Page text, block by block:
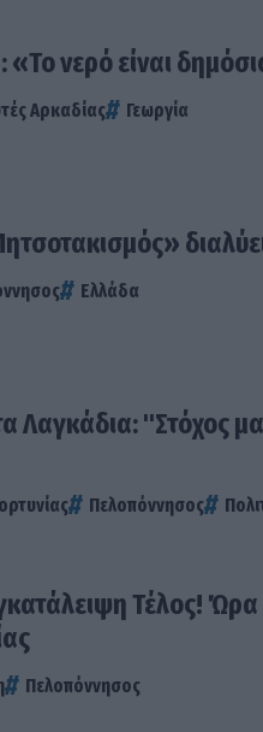
«Το νερό είναι
Αρκαδίας Γεωργία
Ελλάδα
Λαγκάδια: "Στόχος
Πελοπόννησος
Τέλος! Ώρα
Πελοπόννησος